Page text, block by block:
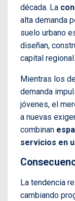
década. La
alta demanda
suelo urbano
diseñan,
capital regional.
Mientras los
demanda
jóvenes, el
a nuevas
combinan
servicios en
La tendencia
cambiando